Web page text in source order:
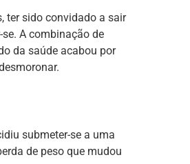
ter sido convidado a sair
A combinação de
da saúde acabou por
submeter-se a uma
de peso que mudou